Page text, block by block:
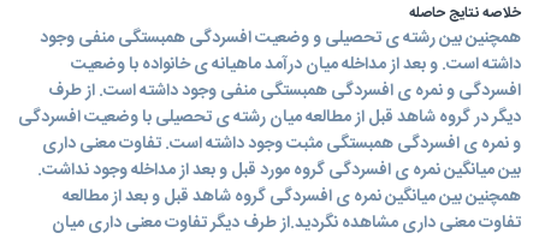
خلاصه نتایج حاصله
همچنین بین رشته ی تحصیلی و وضعیت افسردگی همبستگی منفی وجود
داشته است. و بعد از مداخله میان درآمد ماهیانه ی خانواده با وضعیت
افسردگی و نمره ی افسردگی همبستگی منفی وجود داشته است. از طرف
دیگر در گروه شاهد قبل از مطالعه میان رشته ی تحصیلی با وضعیت افسردگی
و نمره ی افسردگی همبستگی مثبت وجود داشته است. تفاوت معنی داری
بین میانگین نمره ی افسردگی گروه مورد قبل و بعد از مداخله وجود نداشت.
همچنین بین میانگین نمره ی افسردگی گروه شاهد قبل و بعد از مطالعه
تفاوت معنی داری مشاهده نگردید.از طرف دیگر تفاوت معنی داری میان